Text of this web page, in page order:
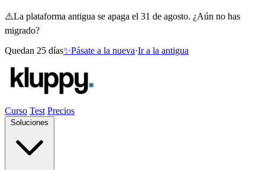
⚠️La plataforma antigua se apaga el 31 de agosto. ¿Aún no has
migrado?
Quedan 25 días✨Pásate a la nueva·Ir a la antigua
Curso Test Precios